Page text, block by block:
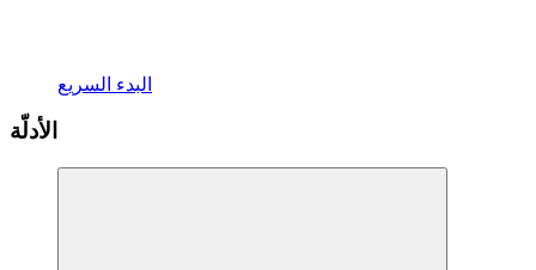
البدء السريع
الأدلّة